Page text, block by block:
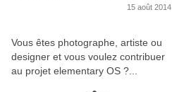
15 août 2014
Vous êtes photographe, artiste ou
designer et vous voulez contribuer
au projet elementary OS ?...